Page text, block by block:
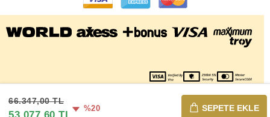
66.347,00 TL
53.077,60 TL
%20 SEPETE EKLE